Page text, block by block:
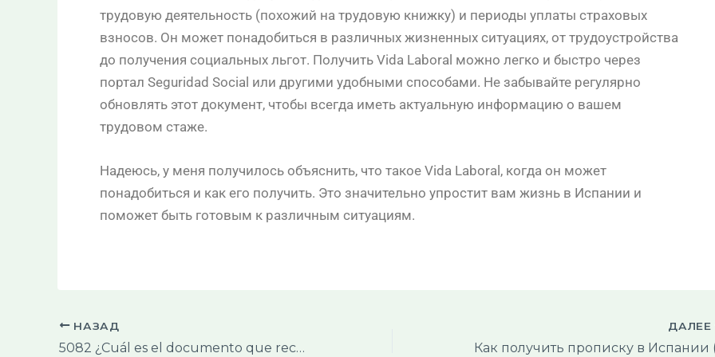
трудовую деятельность (похожий на трудовую книжку) и периоды уплаты страховых
взносов. Он может понадобиться в различных жизненных ситуациях, от трудоустройства
до получения социальных льгот. Получить Vida Laboral можно легко и быстро через
портал Seguridad Social или другими удобными способами. Не забывайте регулярно
обновлять этот документ, чтобы всегда иметь актуальную информацию о вашем
трудовом стаже.
Надеюсь, у меня получилось объяснить, что такое Vida Laboral, когда он может
понадобиться и как его получить. Это значительно упростит вам жизнь в Испании и
поможет быть готовым к различным ситуациям.
НАЗАД
5082 ¿Cuál es el documento que recoge los años de cotización a la Seguridad Social?
ДАЛЕЕ